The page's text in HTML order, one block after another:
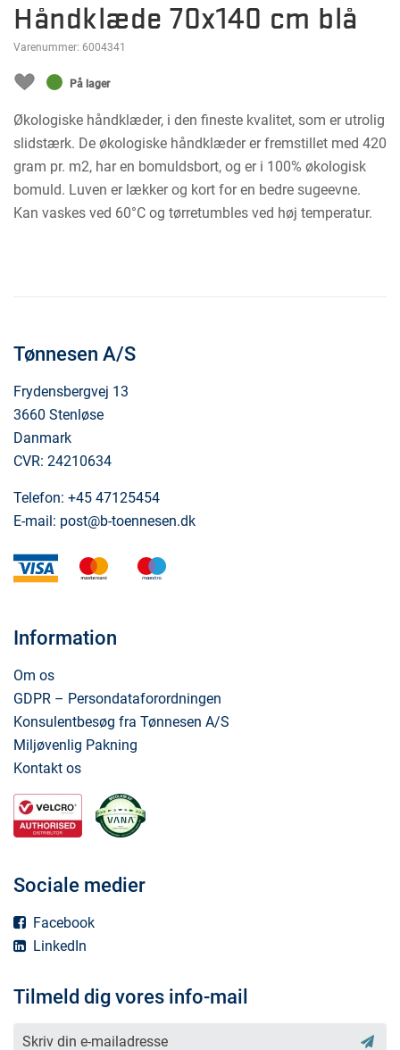
Håndklæde 70x140 cm blå
Varenummer: 6004341
På lager
Økologiske håndklæder, i den fineste kvalitet, som er utrolig
slidstærk. De økologiske håndklæder er fremstillet med 420
gram pr. m2, har en bomuldsbort, og er i 100% økologisk
bomuld. Luven er lækker og kort for en bedre sugeevne.
Kan vaskes ved 60°C og tørretumbles ved høj temperatur.
Tønnesen A/S
Frydensbergvej 13
3660 Stenløse
Danmark
CVR: 24210634
Telefon: +45 47125454
E-mail: post@b-toennesen.dk
visa mastercard
Information
Om os
GDPR – Persondataforordningen
Konsulentbesøg fra Tønnesen A/S
Miljøvenlig Pakning
Kontakt os
Sociale medier
Facebook
LinkedIn
Tilmeld dig vores info-mail